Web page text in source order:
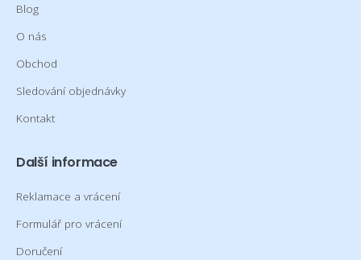
Blog
O nás
Obchod
Sledování objednávky
Kontakt
Další informace
Reklamace a vrácení
Formulář pro vrácení
Doručení